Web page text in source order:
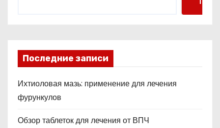
Последние записи
Ихтиоловая мазь: применение для лечения
фурункулов
Обзор таблеток для лечения от ВПЧ